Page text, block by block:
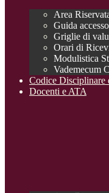
Area
Guida
Griglie di
Orari di
Modulistica
Vademecum
Codice Disciplinare
Docenti e ATA